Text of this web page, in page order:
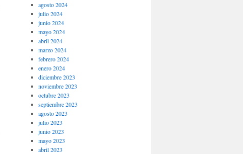
agosto 2024
julio 2024
junio 2024
mayo 2024
abril 2024
marzo 2024
febrero 2024
enero 2024
diciembre 2023
noviembre 2023
octubre 2023
septiembre 2023
agosto 2023
julio 2023
junio 2023
mayo 2023
abril 2023